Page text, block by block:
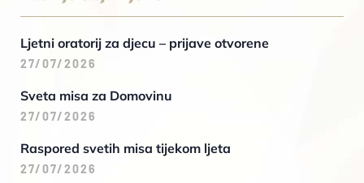
Ljetni oratorij za djecu – prijave otvorene
27/07/2026
Sveta misa za Domovinu
27/07/2026
Raspored svetih misa tijekom ljeta
27/07/2026